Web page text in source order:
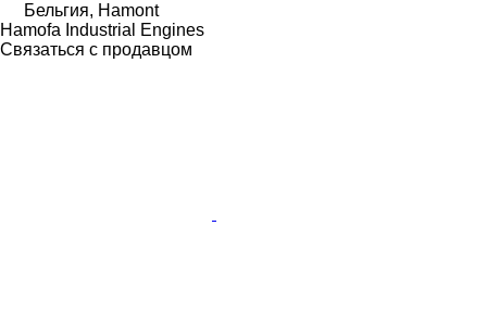
Бельгия, Hamont
Hamofa Industrial Engines
Связаться с продавцом